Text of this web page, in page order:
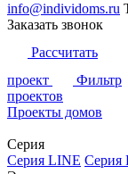
info@individoms.ru
Заказать звонок
Рассчитать
проект
Фильтр
проектов
Проекты домов
Серия
Серия LINE Серия